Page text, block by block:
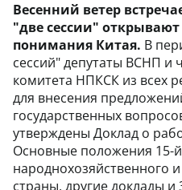
Весенний ветер
"две сессии"
понимания Китая. В
сессий" депутаты ВСНП и
комитета НПКСК из всех
для внесения
государственных
утверждены Доклад о
Основные положения 15-
народнохозяйственного
страны, другие доклады и